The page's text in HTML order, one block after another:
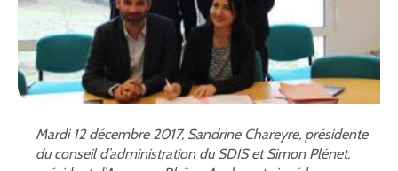
Mardi 12 décembre 2017, Sandrine Chareyre, présidente
du conseil d’administration du SDIS et Simon Plénet,